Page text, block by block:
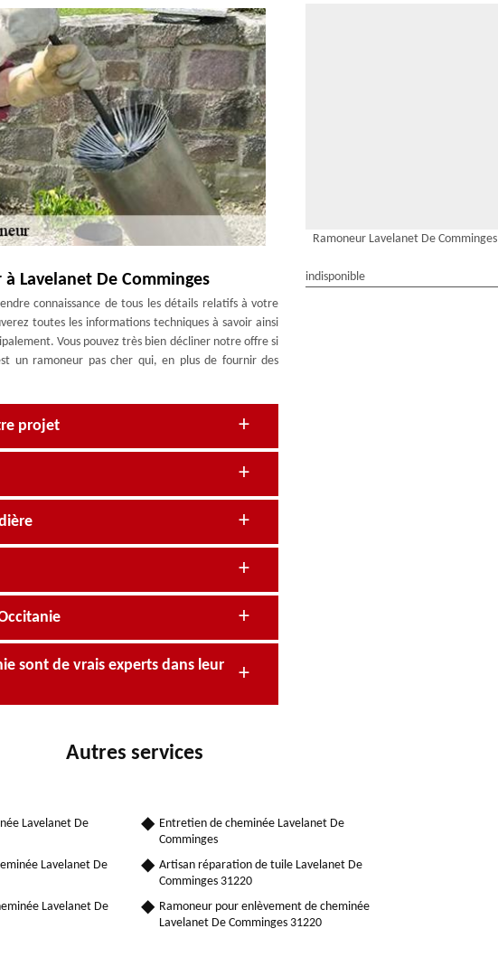
Lavelanet De Comminges
connaissance de tous les détails relatifs à votre
toutes les informations techniques à savoir ainsi
Vous pouvez très bien décliner notre offre si
un ramoneur pas cher qui, en plus de fournir des
projet
sont de vrais experts dans leur
Ramoneur Lavelanet De Comminges
indisponible
Autres services
Lavelanet De
Lavelanet De
Lavelanet De
Entretien de cheminée Lavelanet De
Comminges
Artisan réparation de tuile Lavelanet De
Comminges 31220
Ramoneur pour enlèvement de cheminée
Lavelanet De Comminges 31220